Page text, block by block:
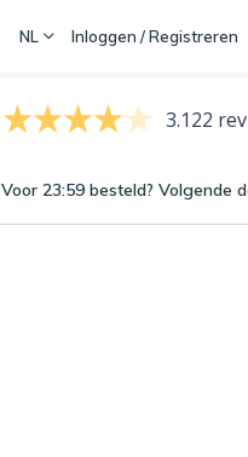
NL Inloggen / Registreren
3.122
Voor 23:59 besteld? Volgende